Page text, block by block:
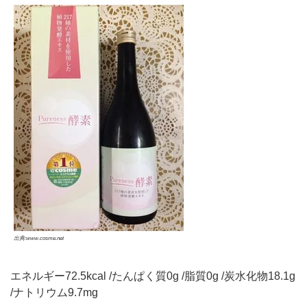
出典:www.cosme.net
エネルギー72.5kcal /たんぱく質0g /脂質0g /炭水化物18.1g
/ナトリウム9.7mg